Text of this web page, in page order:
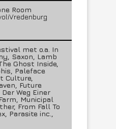
Room
met o.a. In
Saxon, Lamb
Ghost Inside,
Paleface
Culture,
Future
Weg Einer
Municipal
From Fall To
Parasite inc.,